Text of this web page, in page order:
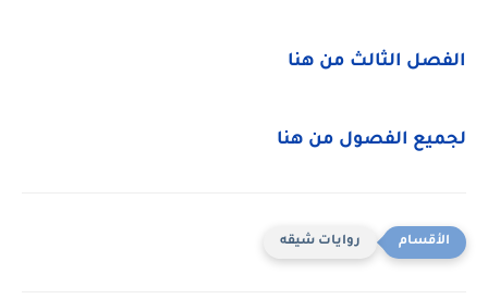
الفصل الثالث من هنا
لجميع الفصول من هنا
روايات شيقه